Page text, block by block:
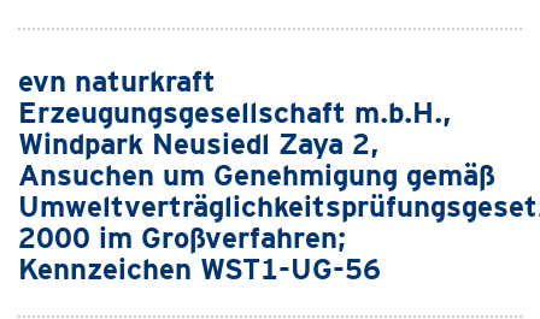
evn naturkraft
Erzeugungsgesellschaft m.b.H.,
Windpark Neusiedl Zaya 2,
Ansuchen um Genehmigung gemäß
2000 im Großverfahren;
Kennzeichen WST1-UG-56